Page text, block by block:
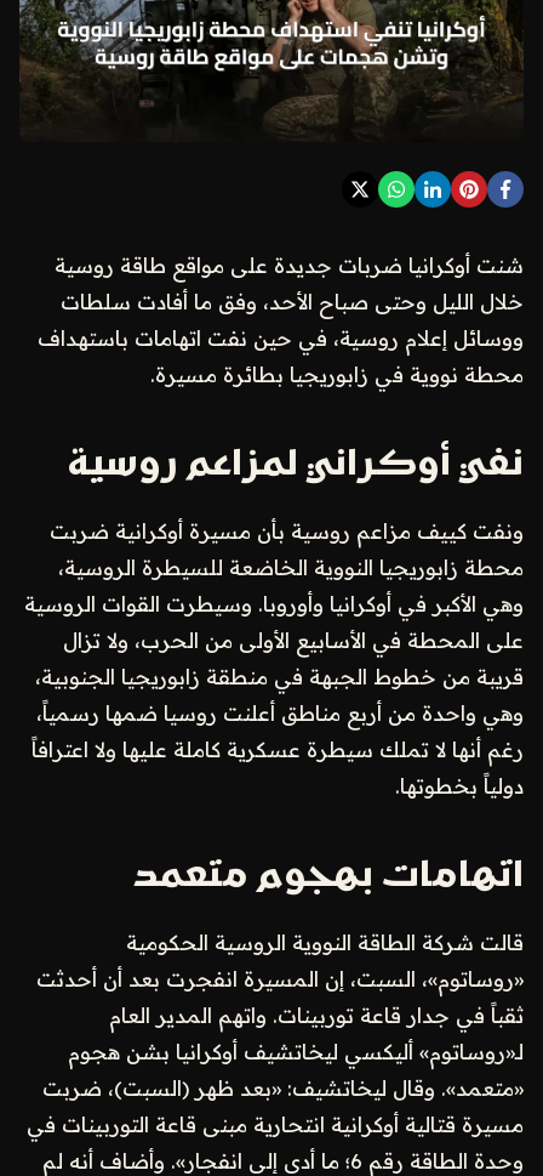
شنت أوكرانيا ضربات جديدة على مواقع طاقة روسية
خلال الليل وحتى صباح الأحد، وفق ما أفادت سلطات
ووسائل إعلام روسية، في حين نفت اتهامات باستهداف
محطة نووية في زابوريجيا بطائرة مسيرة.
نفي أوكراني لمزاعم روسية
ونفت كييف مزاعم روسية بأن مسيرة أوكرانية ضربت
محطة زابوريجيا النووية الخاضعة للسيطرة الروسية،
وهي الأكبر في أوكرانيا وأوروبا. وسيطرت القوات الروسية
على المحطة في الأسابيع الأولى من الحرب، ولا تزال
قريبة من خطوط الجبهة في منطقة زابوريجيا الجنوبية،
وهي واحدة من أربع مناطق أعلنت روسيا ضمها رسمياً،
رغم أنها لا تملك سيطرة عسكرية كاملة عليها ولا اعترافاً
دولياً بخطوتها.
اتهامات بهجوم متعمد
قالت شركة الطاقة النووية الروسية الحكومية
«روساتوم»، السبت، إن المسيرة انفجرت بعد أن أحدثت
ثقباً في جدار قاعة توربينات. واتهم المدير العام
لـ«روساتوم» أليكسي ليخاتشيف أوكرانيا بشن هجوم
«متعمد». وقال ليخاتشيف: «بعد ظهر (السبت)، ضربت
مسيرة قتالية أوكرانية انتحارية مبنى قاعة التوربينات في
وحدة الطاقة رقم 6؛ ما أدى إلى انفجار». وأضاف أنه لم